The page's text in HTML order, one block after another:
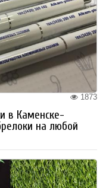
1873
в Каменске-
на любой